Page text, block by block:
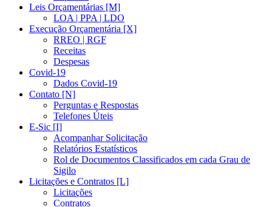
Leis Orçamentárias [M]
LOA | PPA | LDO
Execução Orçamentária [X]
RREO | RGF
Receitas
Despesas
Covid-19
Dados Covid-19
Contato [N]
Perguntas e Respostas
Telefones Úteis
E-Sic [I]
Acompanhar Solicitação
Relatórios Estatísticos
Rol de Documentos Classificados em cada Grau de
Sigilo
Licitações e Contratos [L]
Licitações
Contratos